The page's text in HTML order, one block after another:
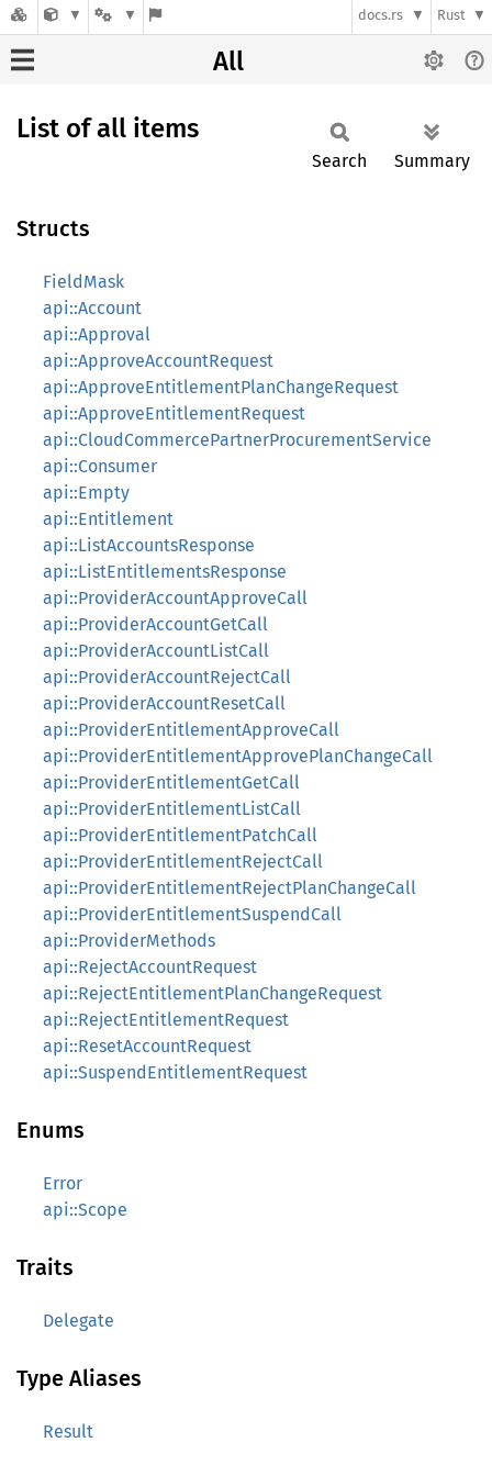
docs.rs Rust
All
List of all items
Search Summary
Structs
FieldMask
api::Account
api::Approval
api::ApproveAccountRequest
api::ApproveEntitlementPlanChangeRequest
api::ApproveEntitlementRequest
api::CloudCommercePartnerProcurementService
api::Consumer
api::Empty
api::Entitlement
api::ListAccountsResponse
api::ListEntitlementsResponse
api::ProviderAccountApproveCall
api::ProviderAccountGetCall
api::ProviderAccountListCall
api::ProviderAccountRejectCall
api::ProviderAccountResetCall
api::ProviderEntitlementApproveCall
api::ProviderEntitlementApprovePlanChangeCall
api::ProviderEntitlementGetCall
api::ProviderEntitlementListCall
api::ProviderEntitlementPatchCall
api::ProviderEntitlementRejectCall
api::ProviderEntitlementRejectPlanChangeCall
api::ProviderEntitlementSuspendCall
api::ProviderMethods
api::RejectAccountRequest
api::RejectEntitlementPlanChangeRequest
api::RejectEntitlementRequest
api::ResetAccountRequest
api::SuspendEntitlementRequest
Enums
Error
api::Scope
Traits
Delegate
Type Aliases
Result